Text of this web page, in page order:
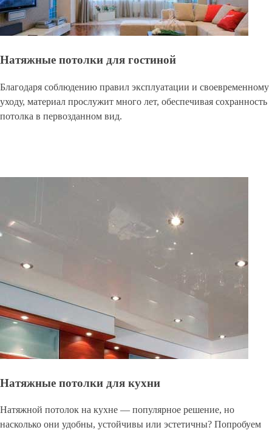
Натяжные потолки для гостиной
Благодаря соблюдению правил эксплуатации и своевременному
уходу, материал прослужит много лет, обеспечивая сохранность
потолка в первозданном вид.
Натяжные потолки для кухни
Натяжной потолок на кухне — популярное решение, но
насколько они удобны, устойчивы или эстетичны? Попробуем